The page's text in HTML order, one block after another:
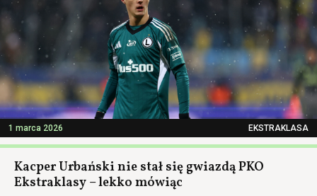
1 marca 2026 EKSTRAKLASA
Kacper Urbański nie stał się gwiazdą PKO
Ekstraklasy – lekko mówiąc